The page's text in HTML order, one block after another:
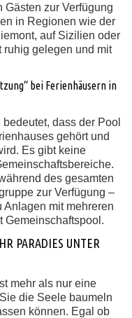
zur Verfügung
in Regionen wie der
auf Sizilien oder
ruhig gelegen und mit
bei Ferienhäusern in
dass der Pool
gehört und
Es gibt keine
des gesamten
zur Verfügung –
mit mehreren
Gemeinschaftspool.
PARADIES UNTER
mehr als nur eine
die Seele baumeln
können. Egal ob